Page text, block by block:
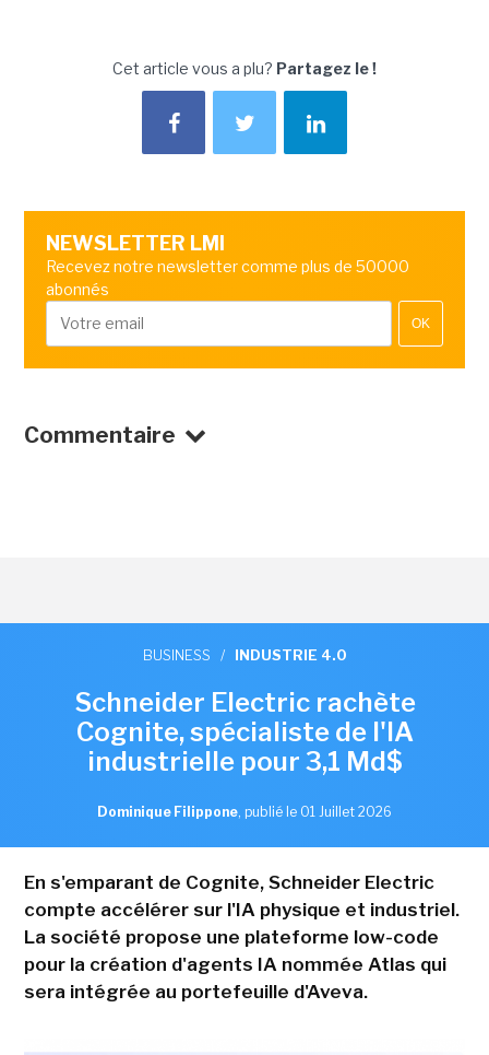
Cet article vous a plu? Partagez le !
NEWSLETTER LMI
Recevez notre newsletter comme plus de 50000
abonnés
OK
Commentaire
BUSINESS / INDUSTRIE 4.0
Schneider Electric rachète
Cognite, spécialiste de l'IA
industrielle pour 3,1 Md$
Dominique Filippone, publié le 01 Juillet 2026
En s'emparant de Cognite, Schneider Electric
compte accélérer sur l'IA physique et industriel.
La société propose une plateforme low-code
pour la création d'agents IA nommée Atlas qui
sera intégrée au portefeuille d'Aveva.